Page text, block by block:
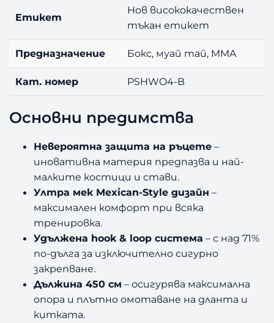
Етикет
Нов висококачествен
тъкан етикет
Предназначение Бокс, муай тай, MMA
Кат. номер PSHWO4-B
Основни предимства
Невероятна защита на ръцете –
иновативна материя предпазва и най-
малките костици и стави.
Ултра мек Mexican-Style дизайн –
максимален комфорт при всяка
тренировка.
Удължена hook & loop система – с над 71%
по-дълга за изключително сигурно
закрепване.
Дължина 450 см – осигурява максимална
опора и плътно омотаване на дланта и
китката.